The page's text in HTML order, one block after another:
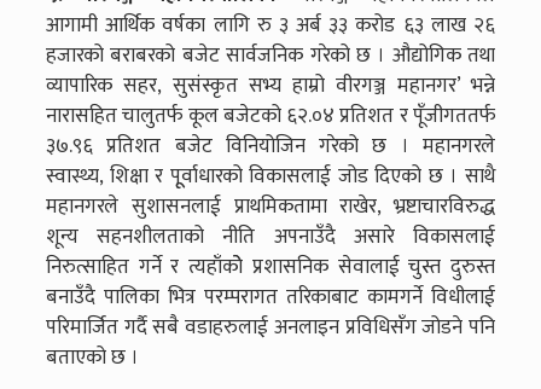
आगामी आर्थिक वर्षका लागि रु ३ अर्ब ३३ करोड ६३ लाख २६
हजारको बराबरको बजेट सार्वजनिक गरेको छ । औद्योगिक तथा
व्यापारिक सहर, सुसंस्कृत सभ्य हाम्रो वीरगञ्ज महानगर’ भन्ने
नारासहित चालुतर्फ कूल बजेटको ६२.०४ प्रतिशत र पूँजीगततर्फ
३७.९६ प्रतिशत बजेट विनियोजिन गरेको छ । महानगरले
स्वास्थ्य, शिक्षा र पूूर्वाधारको विकासलाई जोड दिएको छ । साथै
महानगरले सुशासनलाई प्राथमिकतामा राखेर, भ्रष्टाचारविरुद्ध
शून्य सहनशीलताको नीति अपनाउँदै असारे विकासलाई
निरुत्साहित गर्ने र त्यहाँकोे प्रशासनिक सेवालाई चुस्त दुरुस्त
बनाउँदै पालिका भित्र परम्परागत तरिकाबाट कामगर्ने विधीलाई
परिमार्जित गर्दै सबै वडाहरुलाई अनलाइन प्रविधिसँग जोडने पनि
बताएको छ ।